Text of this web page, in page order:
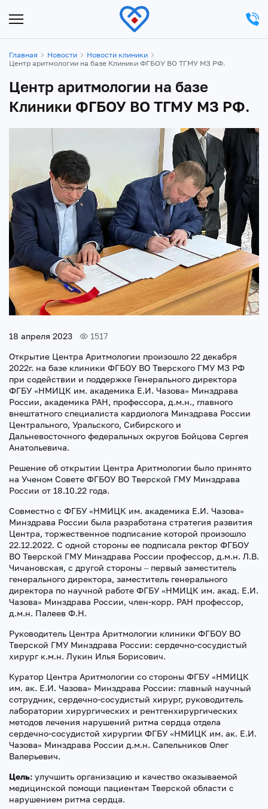
Главная Новости
Новости клиники
Центр аритмологии на базе Клиники ФГБОУ ВО ТГМУ МЗ РФ.
Центр аритмологии на базе
Клиники ФГБОУ ВО ТГМУ МЗ РФ.
18 апреля 2023
1517
Открытие Центра Аритмологии произошло 22 декабря
2022г. на базе клиники ФГБОУ ВО Тверского ГМУ МЗ РФ
при содействии и поддержке Генерального директора
ФГБУ «НМИЦК им. академика Е.И. Чазова» Минздрава
России, академика РАН, профессора, д.м.н., главного
внештатного специалиста кардиолога Минздрава России
Центрального, Уральского, Сибирского и
Дальневосточного федеральных округов Бойцова Сергея
Анатольевича.
Решение об открытии Центра Аритмологии было принято
на Ученом Совете ФГБОУ ВО Тверской ГМУ Минздрава
России от 18.10.22 года.
Совместно с ФГБУ «НМИЦК им. академика Е.И. Чазова»
Минздрава России была разработана стратегия развития
Центра, торжественное подписание которой произошло
22.12.2022. С одной стороны ее подписала ректор ФГБОУ
ВО Тверской ГМУ Минздрава России профессор, д.м.н. Л.В.
Чичановская, с другой стороны – первый заместитель
генерального директора, заместитель генерального
директора по научной работе ФГБУ «НМИЦК им. акад. Е.И.
Чазова» Минздрава России, член-корр. РАН профессор,
д.м.н. Палеев Ф.Н.
Руководитель Центра Аритмологии клиники ФГБОУ ВО
Тверской ГМУ Минздрава России: сердечно-сосудистый
хирург к.м.н. Лукин Илья Борисович.
Куратор Центра Аритмологии со стороны ФГБУ «НМИЦК
им. ак. Е.И. Чазова» Минздрава России: главный научный
сотрудник, сердечно-сосудистый хирург, руководитель
лаборатории хирургических и рентгенхирургических
методов лечения нарушений ритма сердца отдела
сердечно-сосудистой хирургии ФГБУ «НМИЦК им. ак. Е.И.
Чазова» Минздрава России д.м.н. Сапельников Олег
Валерьевич.
Цель: улучшить организацию и качество оказываемой
медицинской помощи пациентам Тверской области с
нарушением ритма сердца.